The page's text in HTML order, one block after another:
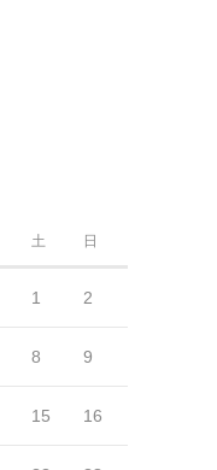
土 日
1 2
8 9
15 16